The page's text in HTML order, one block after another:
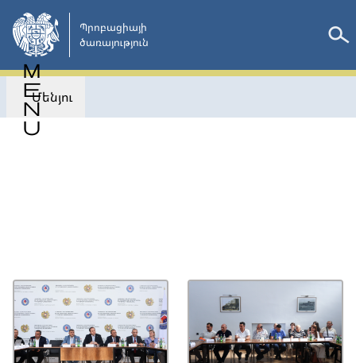
Անցնել
հիմնական
բովանդակությանը
Պրոբացիայի
ծառայություն
Մենյու